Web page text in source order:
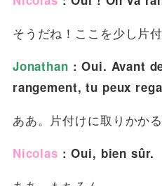
そうだね！ここを少し片付
Jonathan : Oui. Avant
rangement, tu peux
ああ。片付けに取りかか
Nicolas : Oui, bien sûr.